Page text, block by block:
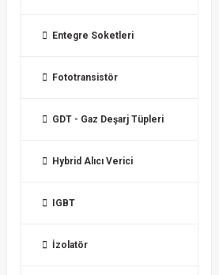
Entegre Soketleri
Fototransistör
GDT - Gaz Deşarj Tüpleri
Hybrid Alıcı Verici
IGBT
İzolatör